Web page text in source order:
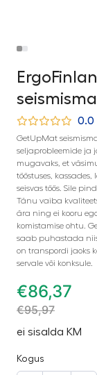
0.0
GetUpMat
seljaprobleemide ja
mugavaks, et
tööstuses,
seisvas töös. Sile
Tänu vaiba
ära ning ei kooru
komistamise ohtu.
saab puhastada
on transpordi jaoks
servale või konksule.
€86,37
€95,97
ei sisalda KM
Kogus